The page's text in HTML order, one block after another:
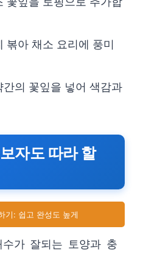
볶아 채소 요리에 풍미
의 꽃잎을 넣어 색감과
자도 따라 할
기: 쉽고 완성도 높게
가 잘되는 토양과 충